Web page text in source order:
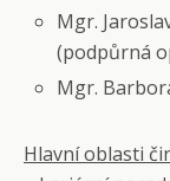
Mgr.
(podpůrná
Mgr.
Hlavní oblasti